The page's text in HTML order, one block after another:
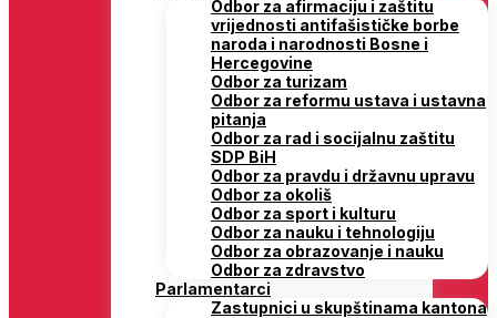
Odbor za afirmaciju i zaštitu
vrijednosti antifašističke borbe
naroda i narodnosti Bosne i
Hercegovine
Odbor za turizam
Odbor za reformu ustava i ustavna
pitanja
Odbor za rad i socijalnu zaštitu
SDP BiH
Odbor za pravdu i državnu upravu
Odbor za okoliš
Odbor za sport i kulturu
Odbor za nauku i tehnologiju
Odbor za obrazovanje i nauku
Odbor za zdravstvo
Parlamentarci
Zastupnici u skupštinama kantona